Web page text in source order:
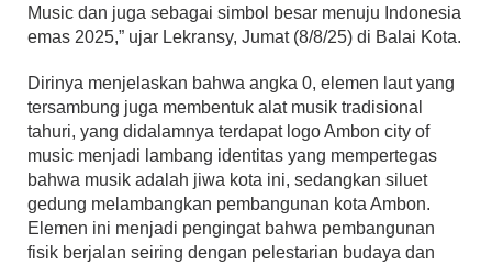
Music dan juga sebagai simbol besar menuju Indonesia
emas 2025,” ujar Lekransy, Jumat (8/8/25) di Balai Kota.
Dirinya menjelaskan bahwa angka 0, elemen laut yang
tersambung juga membentuk alat musik tradisional
tahuri, yang didalamnya terdapat logo Ambon city of
music menjadi lambang identitas yang mempertegas
bahwa musik adalah jiwa kota ini, sedangkan siluet
gedung melambangkan pembangunan kota Ambon.
Elemen ini menjadi pengingat bahwa pembangunan
fisik berjalan seiring dengan pelestarian budaya dan